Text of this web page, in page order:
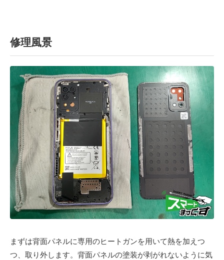
修理風景
まずは背面パネルに専用のヒートガンを用いて熱を加えつ
つ、取り外します。背面パネルの塗装が剥がれないように気